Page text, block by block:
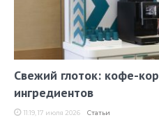
Свежий глоток: кофе-
ингредиентов
11:19, 17 июля 2026 Статьи